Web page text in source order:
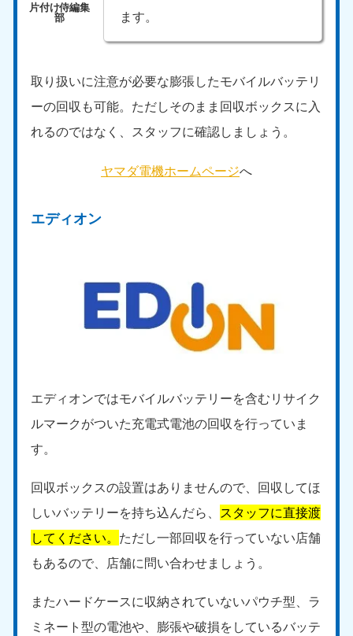
ます。
取り扱いに注意が必要な膨張したモバイルバッテリ
ーの回収も可能。ただしそのまま回収ボックスに入
れるのではなく、スタッフに確認しましょう。
ヤマダ電機ホームページへ
エディオン
エディオンではモバイルバッテリーを含むリサイク
ルマークがついた充電式電池の回収を行っていま
す。
回収ボックスの設置はありませんので、回収してほ
しいバッテリーを持ち込んだら、 スタッフに直接渡
してください。 ただし一部回収を行っていない店舗
もあるので、店舗に問い合わせましょう。
またハードケースに収納されていないパウチ型、ラ
ミネート型の電池や、膨張や破損をしているバッテ
島根県
050-1881-5145
9:00〜19:00 年中無休
四国
香川県
050-1880-9899
9:00〜19:00 年中無休
徳島県
050-1880-9898
9:00〜19:00 年中無休
愛媛県
9:00〜19:00 年中無休
高知県
050-1880-9895
9:00〜19:00 年中無休
050-1880-9894
9:00〜19:00 年中無休
鹿児島県
050-1880-9893
9:00〜19:00 年中無休
050-1880-9890
熊本県
050-1880-9892
9:00〜19:00 年中無休
沖縄県
050-1880-9887
9:00〜19:00 年中無休